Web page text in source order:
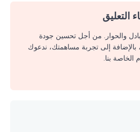
التعليق
والحوار. من أجل تحسين جودة
بالإضافة إلى تجربة مساهمتك، ندعوك
الخاصة بنا.